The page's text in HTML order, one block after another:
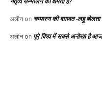
अलीन on चम्पारण की बग़ावत -लहू
अलीन on पूरे विश्व में सबसे अनोखा है